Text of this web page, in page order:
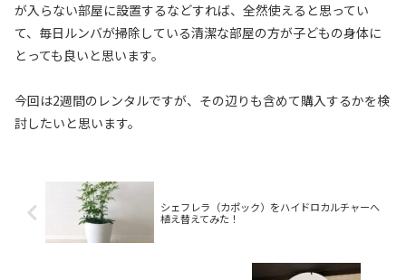
が入らない部屋に設置するなどすれば、全然使えると思ってい
て、毎日ルンバが掃除している清潔な部屋の方が子どもの身体に
とっても良いと思います。
今回は2週間のレンタルですが、その辺りも含めて購入するかを検
討したいと思います。
シェフレラ（カポック）をハイドロカルチャーへ
植え替えてみた！